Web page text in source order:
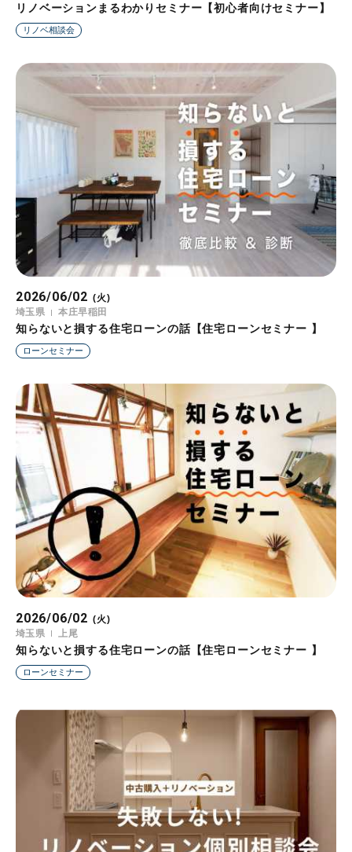
リノベーションまるわかりセミナー【初心者向けセミナー】
リノベ相談会
2026/06/02 (火)
埼玉県
本庄早稲田
知らないと損する住宅ローンの話【住宅ローンセミナー 】
ローンセミナー
2026/06/02 (火)
埼玉県
上尾
知らないと損する住宅ローンの話【住宅ローンセミナー 】
ローンセミナー